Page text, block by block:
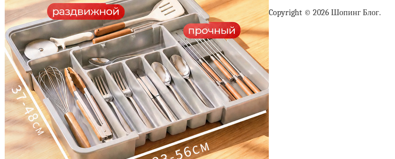
Copyright © 2026 Шопинг Блог.